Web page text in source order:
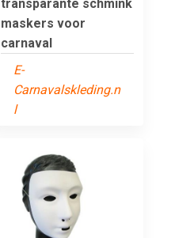
transparante schmink
maskers voor
carnaval
E-
Carnavalskleding.n
l